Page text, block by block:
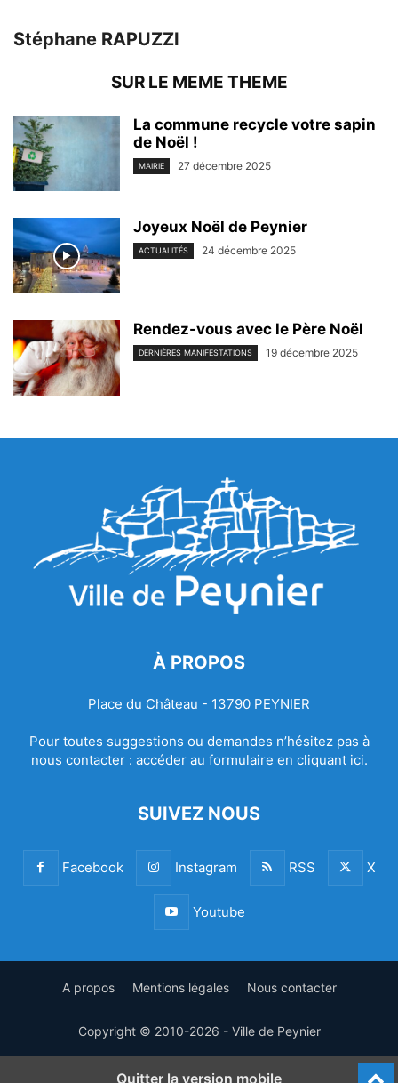
Stéphane RAPUZZI
SUR LE MEME THEME
La commune recycle votre sapin
de Noël !
MAIRIE 27 décembre 2025
Joyeux Noël de Peynier
ACTUALITÉS 24 décembre 2025
Rendez-vous avec le Père Noël
DERNIÈRES MANIFESTATIONS 19 décembre 2025
À PROPOS
Place du Château - 13790 PEYNIER
Pour toutes suggestions ou demandes n’hésitez pas à
nous contacter : accéder au formulaire en cliquant ici.
SUIVEZ NOUS
Facebook Instagram RSS X
Youtube
A propos Mentions légales Nous contacter
Copyright © 2010-2026 - Ville de Peynier
Quitter la version mobile